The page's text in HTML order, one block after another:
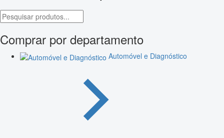
Comprar por departamento
Automóvel e Diagnóstico